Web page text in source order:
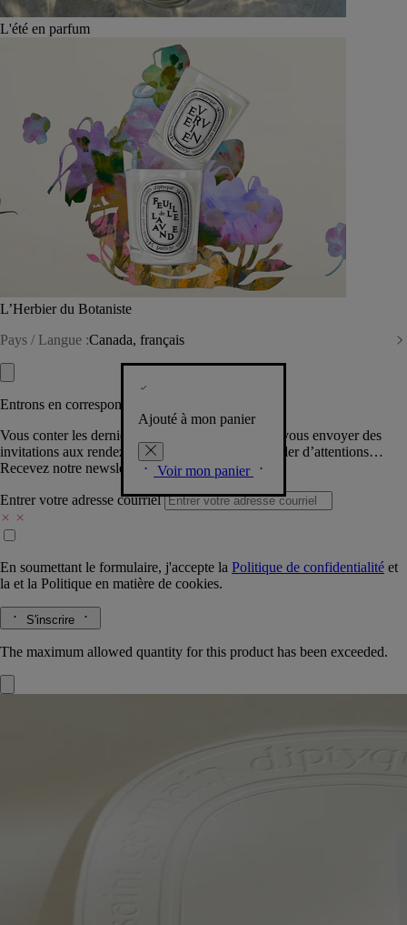
L'été en parfum
L’Herbier du Botaniste
Pays / Langue :Canada, français
Ajouté à mon panier
Voir mon panier
Entrons en correspondance​
Vous conter les dernières créations de la Maison, vous envoyer des
invitations aux rendez-vous Diptyque, vous combler d’attentions…
Recevez notre newsletter.
Entrer votre adresse courriel
En soumettant le formulaire, j'accepte la Politique de confidentialité et
la et la Politique en matière de cookies.
S'inscrire
The maximum allowed quantity for this product has been exceeded.